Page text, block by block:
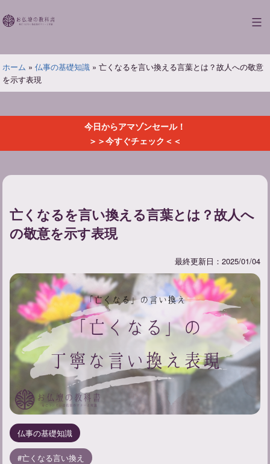
ン
ツ
へ
ス
お
壇
の
教
ホーム » 仏事の基礎知識» 亡くなるを言い換える言葉とは？故人への敬意
を示す表現
今日からアマゾンセール！
＞＞今すぐチェック＜＜
亡くなるを言い換える言葉とは？故人へ
の敬意を示す表現
最終更新日：2025/01/04
仏事の基礎知識
亡くなる言い換え